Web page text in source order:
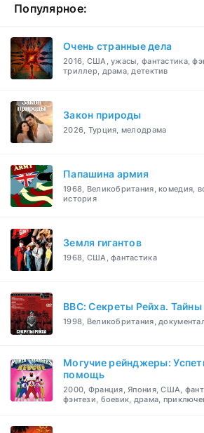
Популярное:
Очень странные дела
2016, США, ужасы, фантастика,
триллер, драма, детектив
Закон природы
2026, Турция, мелодрама
Папашина армия
1968, Великобритания, комедия,
история
Земля гигантов
1968, США, фантастика
BBC: Секреты Рейха.
1998, Великобритания,
Могучие рейнджеры:
помощь
2000, Франция, Япония, США,
фэнтези, боевик, драма,